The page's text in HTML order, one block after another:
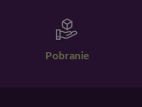
Pobranie